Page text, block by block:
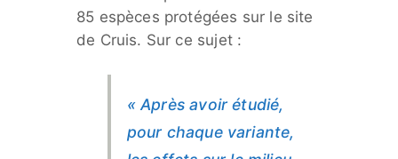
85 espèces protégées sur le site
de Cruis. Sur ce sujet :
« Après avoir étudié,
pour chaque variante,